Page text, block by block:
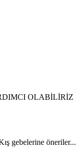
OLABİLİRİZ
gebelerine öneriler...